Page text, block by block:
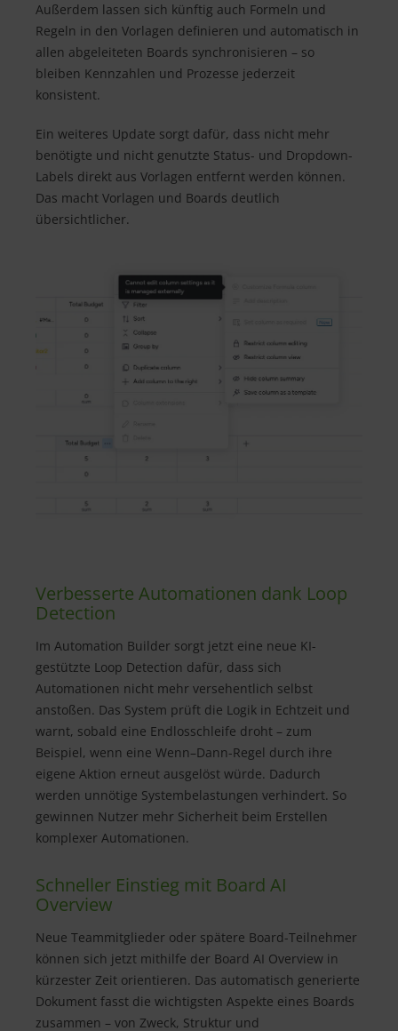
Außerdem lassen sich künftig auch Formeln und
Regeln in den Vorlagen definieren und automatisch in
allen abgeleiteten Boards synchronisieren – so
bleiben Kennzahlen und Prozesse jederzeit
konsistent.
Ein weiteres Update sorgt dafür, dass nicht mehr
benötigte und nicht genutzte Status- und Dropdown-
Labels direkt aus Vorlagen entfernt werden können.
Das macht Vorlagen und Boards deutlich
übersichtlicher.
Verbesserte Automationen dank Loop
Detection
Im Automation Builder sorgt jetzt eine neue KI-
gestützte Loop Detection dafür, dass sich
Automationen nicht mehr versehentlich selbst
anstoßen. Das System prüft die Logik in Echtzeit und
warnt, sobald eine Endlosschleife droht – zum
Beispiel, wenn eine Wenn–Dann-Regel durch ihre
eigene Aktion erneut ausgelöst würde. Dadurch
werden unnötige Systembelastungen verhindert. So
gewinnen Nutzer mehr Sicherheit beim Erstellen
komplexer Automationen.
Schneller Einstieg mit Board AI
Overview
Neue Teammitglieder oder spätere Board-Teilnehmer
können sich jetzt mithilfe der Board AI Overview in
kürzester Zeit orientieren. Das automatisch generierte
Dokument fasst die wichtigsten Aspekte eines Boards
zusammen – von Zweck, Struktur und